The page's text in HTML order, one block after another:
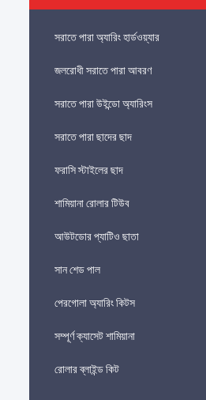
সরাতে পারা অ্যারিং হার্ডওয়্যার
জলরোধী সরাতে পারা আবরণ
সরাতে পারা উইন্ডো অ্যারিংস
সরাতে পারা ছাদের ছাদ
ফরাসি স্টাইলের ছাদ
শামিয়ানা রোলার টিউব
আউটডোর প্যাটিও ছাতা
সান শেড পাল
পেরগোলা অ্যারিং কিটস
সম্পূর্ণ ক্যাসেট শামিয়ানা
রোলার ব্লাইন্ড কিট